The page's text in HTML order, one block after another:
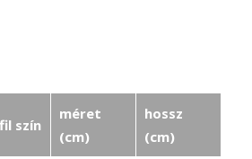
szín
méret
(cm)
hossz
(cm)